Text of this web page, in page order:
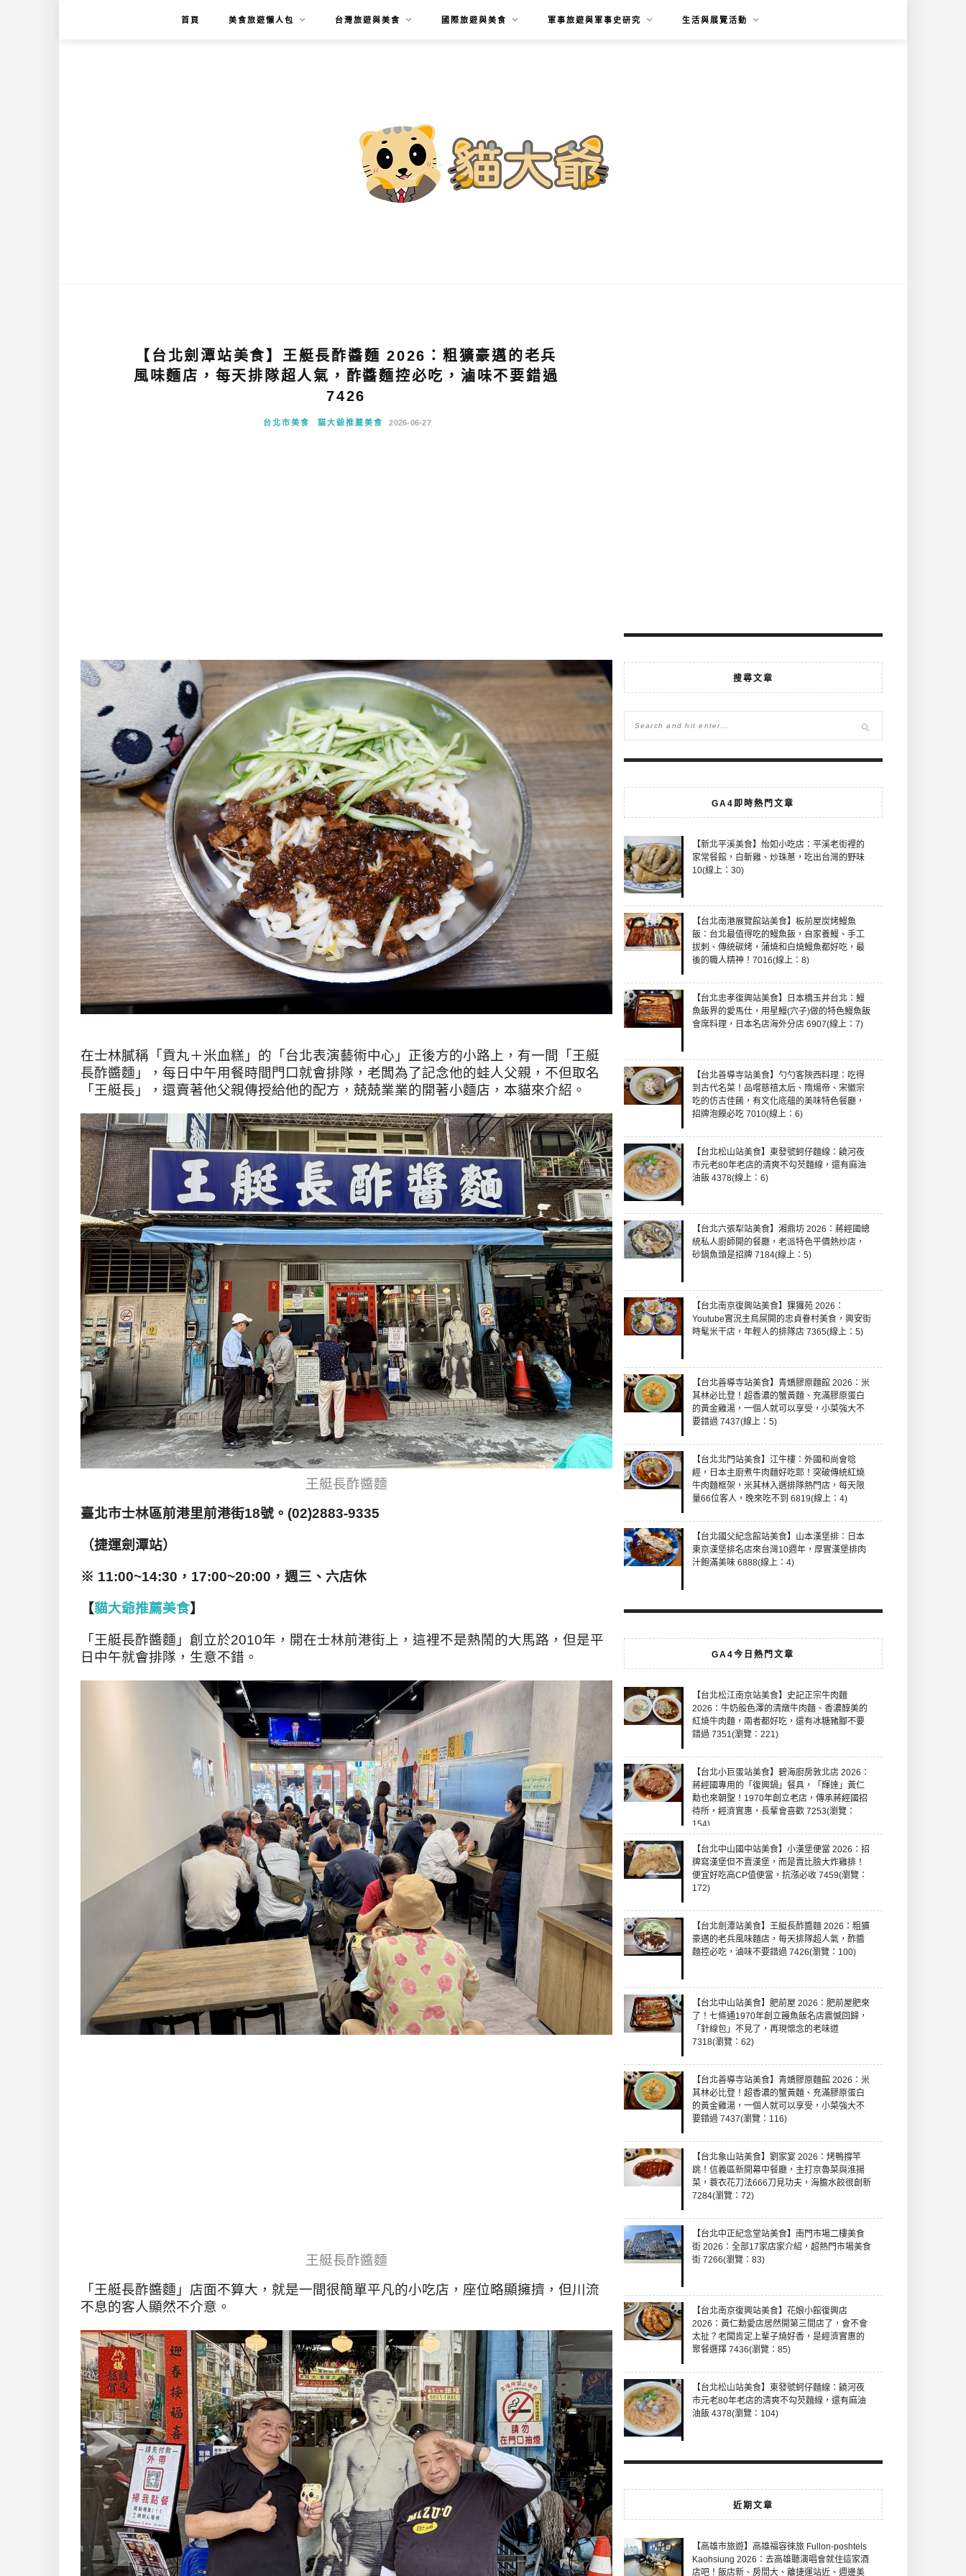
首頁 美食旅遊懶人包 台灣旅遊與美食 國際旅遊與美食 軍事旅遊與軍事史研究 生活與展覽活動
【台北劍潭站美食】王艇長酢醬麵 2026：粗獷豪邁的老兵
風味麵店，每天排隊超人氣，酢醬麵控必吃，滷味不要錯過
7426
台北市美食 貓大爺推薦美食 2026-06-27
在士林膩稱「貢丸＋米血糕」的「台北表演藝術中心」正後方的小路上，有一間「王艇
長酢醬麵」，每日中午用餐時間門口就會排隊，老闆為了記念他的蛙人父親，不但取名
「王艇長」，還賣著他父親傳授給他的配方，兢兢業業的開著小麵店，本貓來介紹。
王艇長酢醬麵
臺北市士林區前港里前港街18號。(02)2883-9335
（捷運劍潭站）
※ 11:00~14:30，17:00~20:00，週三、六店休
【貓大爺推薦美食】
「王艇長酢醬麵」創立於2010年，開在士林前港街上，這裡不是熱鬧的大馬路，但是平
日中午就會排隊，生意不錯。
王艇長酢醬麵
「王艇長酢醬麵」店面不算大，就是一間很簡單平凡的小吃店，座位略顯擁擠，但川流
不息的客人顯然不介意。
搜尋文章
GA4即時熱門文章
【新北平溪美食】怡如小吃店：平溪老街裡的
家常餐館，白斬雞、炒珠蔥，吃出台灣的野味
10(線上：30)
【台北南港展覽館站美食】板前屋炭烤鰻魚
飯：台北最值得吃的鰻魚飯，自家養鰻、手工
拔刺、傳統碳烤，蒲燒和白燒鰻魚都好吃，最
後的職人精神！7016(線上：8)
【台北忠孝復興站美食】日本橋玉井台北：鰻
魚飯界的愛馬仕，用星鰻(穴子)做的特色鰻魚飯
會席料理，日本名店海外分店 6907(線上：7)
【台北善導寺站美食】勺勺客陜西料理：吃得
到古代名菜！品嚐慈禧太后、隋煬帝、宋徽宗
吃的仿古佳餚，有文化底蘊的美味特色餐廳，
招牌泡饃必吃 7010(線上：6)
【台北松山站美食】東發號蚵仔麵線：饒河夜
市元老80年老店的清爽不勾芡麵線，還有麻油
油飯 4378(線上：6)
【台北六張犁站美食】湘鼎坊 2026：蔣經國總
統私人廚師開的餐廳，老派特色平價熱炒店，
砂鍋魚頭是招牌 7184(線上：5)
【台北南京復興站美食】猓玀苑 2026：
Youtube實況主鳥屎開的忠貞眷村美食，興安街
時髦米干店，年輕人的排隊店 7365(線上：5)
【台北善導寺站美食】青嬌膠原麵館 2026：米
其林必比登！超香濃的蟹黃麵、充滿膠原蛋白
的黃金雞湯，一個人就可以享受，小菜強大不
要錯過 7437(線上：5)
【台北北門站美食】江牛樓：外國和尚會唸
經，日本主廚煮牛肉麵好吃耶！突破傳統紅燒
牛肉麵框架，米其林入選排隊熱門店，每天限
量66位客人，晚來吃不到 6819(線上：4)
【台北國父紀念館站美食】山本漢堡排：日本
東京漢堡排名店來台灣10週年，厚實漢堡排肉
汁飽滿美味 6888(線上：4)
GA4今日熱門文章
【台北松江南京站美食】史記正宗牛肉麵
2026：牛奶般色澤的清燉牛肉麵、香濃醇美的
紅燒牛肉麵，兩者都好吃，還有冰糖豬腳不要
錯過 7351(瀏覽：221)
【台北小巨蛋站美食】碧海廚房敦北店 2026：
蔣經國專用的「復興鍋」餐具，「輝達」黃仁
勳也來朝聖！1970年創立老店，傳承蔣經國招
待所，經濟實惠，長輩會喜歡 7253(瀏覽：
154)
【台北中山國中站美食】小漢堡便當 2026：招
牌寫漢堡但不賣漢堡，而是賣比臉大炸雞排！
便宜好吃高CP值便當，抗漲必收 7459(瀏覽：
172)
【台北劍潭站美食】王艇長酢醬麵 2026：粗獷
豪邁的老兵風味麵店，每天排隊超人氣，酢醬
麵控必吃，滷味不要錯過 7426(瀏覽：100)
【台北中山站美食】肥前屋 2026：肥前屋肥來
了！七條通1970年創立饅魚飯名店震憾回歸，
「針線包」不見了，再現懷念的老味道
7318(瀏覽：62)
【台北善導寺站美食】青嬌膠原麵館 2026：米
其林必比登！超香濃的蟹黃麵、充滿膠原蛋白
的黃金雞湯，一個人就可以享受，小菜強大不
要錯過 7437(瀏覽：116)
【台北象山站美食】劉家宴 2026：烤鴨撐竿
跳！信義區新開幕中餐廳，主打京魯菜與淮揚
菜，蓑衣花刀法666刀見功夫，海膽水餃很創新
7284(瀏覽：72)
【台北中正紀念堂站美食】南門市場二樓美食
街 2026：全部17家店家介紹，超熱門市場美食
街 7266(瀏覽：83)
【台北南京復興站美食】花娘小館復興店
2026：黃仁勳愛店居然開第三間店了，會不會
太扯？老闆肯定上輩子燒好香，是經濟實惠的
聚餐選擇 7436(瀏覽：85)
【台北松山站美食】東發號蚵仔麵線：饒河夜
市元老80年老店的清爽不勾芡麵線，還有麻油
油飯 4378(瀏覽：104)
近期文章
【高雄市旅遊】高雄福容徠旅 Fullon-poshtels
Kaohsiung 2026：去高雄聽演唱會就住這家酒
店吧！飯店新、房間大、離捷運站近、週邊美